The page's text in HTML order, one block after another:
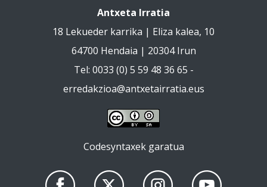
Antxeta Irratia
18 Lekueder karrika | Eliza kalea, 10
64700 Hendaia | 20304 Irun
Tel: 0033 (0) 5 59 48 36 65 -
erredakzioa@antxetairratia.eus
Codesyntaxek garatua